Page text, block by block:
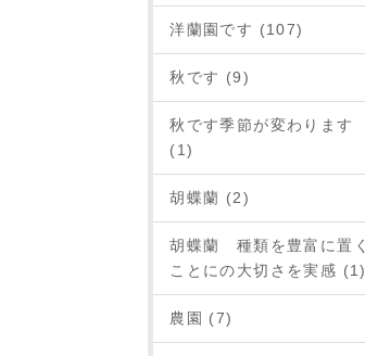
洋蘭園です (107)
秋です (9)
秋です季節が変わります
(1)
胡蝶蘭 (2)
胡蝶蘭 種類を豊富に置く
ことにの大切さを実感 (1)
農園 (7)